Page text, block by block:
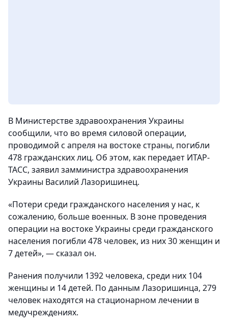
В Министерстве здравоохранения Украины
сообщили, что во время силовой операции,
проводимой с апреля на востоке страны, погибли
478 гражданских лиц. Об этом, как передает ИТАР-
ТАСС, заявил замминистра здравоохранения
Украины Василий Лазоришинец.
«Потери среди гражданского населения у нас, к
сожалению, больше военных. В зоне проведения
операции на востоке Украины среди гражданского
населения погибли 478 человек, из них 30 женщин и
7 детей», — сказал он.
Ранения получили 1392 человека, среди них 104
женщины и 14 детей. По данным Лазоришинца, 279
человек находятся на стационарном лечении в
медучреждениях.